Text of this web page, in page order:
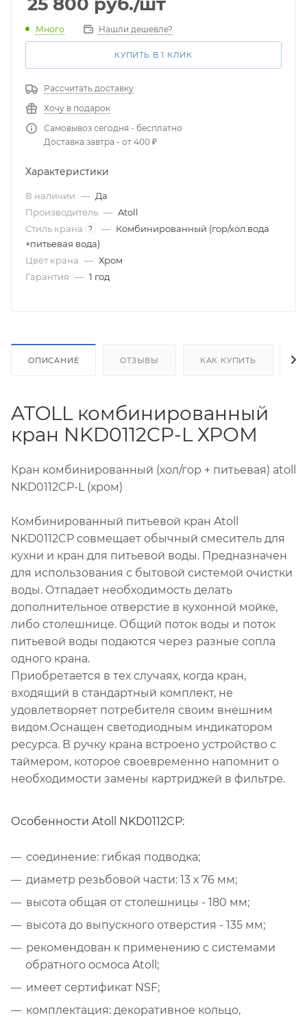
Много Нашли дешевле?
КУПИТЬ В 1 КЛИК
Рассчитать доставку
Хочу в подарок
Самовывоз сегодня - бесплатно
Доставка завтра - от 400 ₽
Характеристики
В наличии — Да
Производитель — Atoll
Стиль крана
? — Комбинированный (гор/хол.вода
+питьевая вода)
Цвет крана — Хром
Гарантия — 1 год
ОПИСАНИЕ ОТЗЫВЫ КАК КУПИТЬ
ATOLL комбинированный
кран NKD0112CP-L ХРОМ
Кран комбинированный (хол/гор + питьевая) atoll
NKD0112CP-L (хром)
Комбинированный питьевой кран Atoll
NKD0112CP совмещает обычный смеситель для
кухни и кран для питьевой воды. Предназначен
для использования с бытовой системой очистки
воды. Отпадает необходимость делать
дополнительное отверстие в кухонной мойке,
либо столешнице. Общий поток воды и поток
питьевой воды подаются через разные сопла
одного крана.
Приобретается в тех случаях, когда кран,
входящий в стандартный комплект, не
удовлетворяет потребителя своим внешним
видом.Оснащен светодиодным индикатором
ресурса. В ручку крана встроено устройство с
таймером, которое своевременно напомнит о
необходимости замены картриджей в фильтре.
Особенности Atoll NKD0112CP:
соединение: гибкая подводка;
диаметр резьбовой части: 13 х 76 мм;
высота общая от столешницы - 180 мм;
высота до выпускного отверстия - 135 мм;
рекомендован к применению с системами
обратного осмоса Atoll;
имеет сертификат NSF;
комплектация: декоративное кольцо,